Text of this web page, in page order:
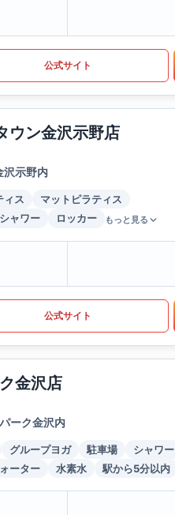
公式サイト
ウン金沢示野店
沢示野内
ィス
マットピラティス
シャワー ロッカー もっと見る
公式サイト
金沢店
ーク金沢内
グループヨガ 駐車場
シャワー
ーター 水素水 駅から5分以内